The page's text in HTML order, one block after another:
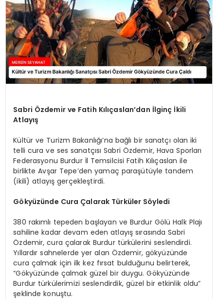
Sabri Özdemir ve Fatih Kılıçaslan’dan İlginç İkili
Atlayış
Kültür ve Turizm Bakanlığı’na bağlı bir sanatçı olan iki
telli cura ve ses sanatçısı Sabri Özdemir, Hava Sporları
Federasyonu Burdur İl Temsilcisi Fatih Kılıçaslan ile
birlikte Avşar Tepe’den yamaç paraşütüyle tandem
(ikili) atlayış gerçekleştirdi.
Gökyüzünde Cura Çalarak Türküler Söyledi
380 rakımlı tepeden başlayan ve Burdur Gölü Halk Plajı
sahiline kadar devam eden atlayış sırasında Sabri
Özdemir, cura çalarak Burdur türkülerini seslendirdi.
Yıllardır sahnelerde yer alan Özdemir, gökyüzünde
cura çalmak için ilk kez fırsat bulduğunu belirterek,
“Gökyüzünde çalmak güzel bir duygu. Gökyüzünde
Burdur türkülerimizi seslendirdik, güzel bir etkinlik oldu”
şeklinde konuştu.